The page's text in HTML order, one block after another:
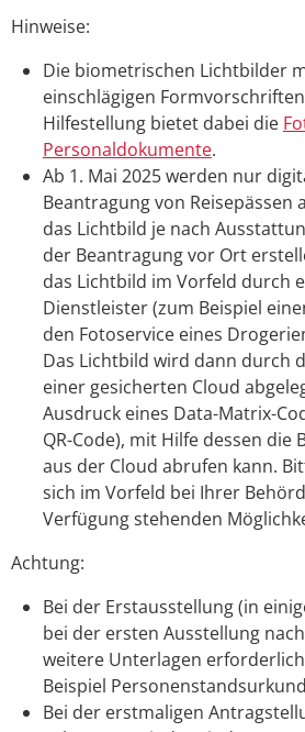
Hinweise:
Die biometrischen Lichtbilder
einschlägigen
Hilfestellung bietet dabei die
Personaldokumente.
Ab 1. Mai 2025 werden nur
Beantragung von Reisepässen
das Lichtbild je nach
der Beantragung vor Ort
das Lichtbild im Vorfeld durch
Dienstleister (zum Beispiel
den Fotoservice eines
Das Lichtbild wird dann durch
einer gesicherten Cloud
Ausdruck eines Data-Matrix-
QR-Code), mit Hilfe dessen die
aus der Cloud abrufen kann.
sich im Vorfeld bei Ihrer
Verfügung stehenden
Achtung:
Bei der Erstausstellung (in
bei der ersten Ausstellung
weitere Unterlagen
Beispiel
Bei der erstmaligen